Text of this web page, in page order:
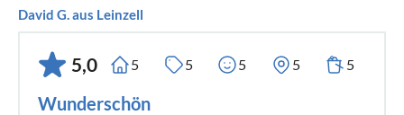
David G. aus Leinzell
5,0 5 5 5 5 5
Wunderschön